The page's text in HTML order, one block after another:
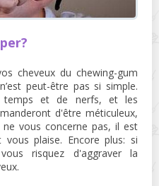
cheveux du chewing-gum
peut-être pas si simple.
temps et de nerfs, et les
d'être méticuleux,
vous concerne pas, il est
plaise. Encore plus: si
risquez d'aggraver la